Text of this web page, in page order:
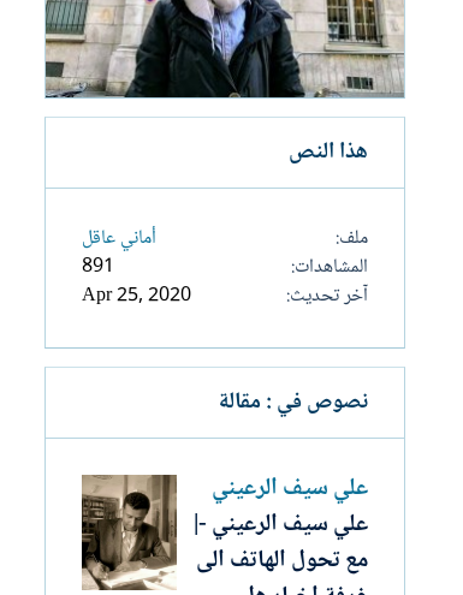
هذا النص
ملف
أماني عاقل
المشاهدات
891
آخر تحديث
Apr 25, 2020
نصوص في : مقالة
علي سيف الرعيني
علي سيف الرعيني -|
مع تحول الهاتف الى